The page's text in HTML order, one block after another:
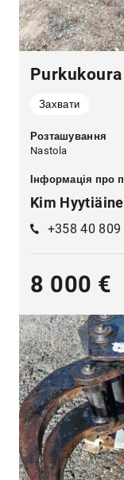
Захвати
Розташування
Nastola
Інформація про
Kim
+358 40 809
8 000 €